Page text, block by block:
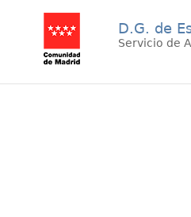
D.G. de
Servicio de